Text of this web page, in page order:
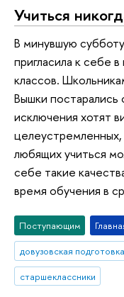
Учиться
В минувшую
пригласила к себе
классов.
Вышки постарались
исключения хотят
любящих учиться
себе такие
время обучения в
Поступающим
довузовская подготовка
старшеклассники